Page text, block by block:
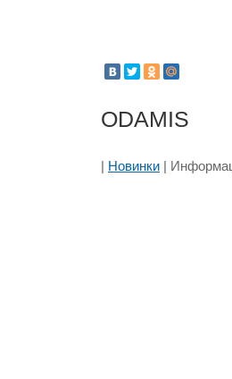
ODAMIS
| Новинки |